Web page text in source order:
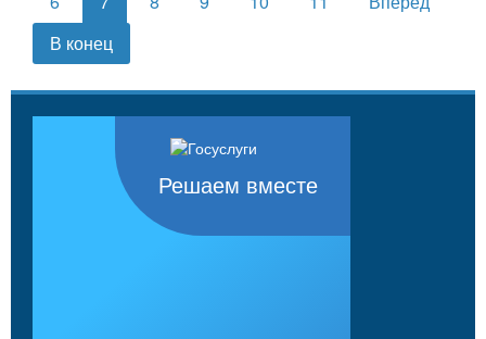
В конец
Решаем вместе